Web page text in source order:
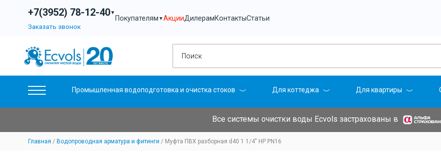
+7(3952) 78-12-40▼
Заказать звонок
Покупателям ▼АкцииДилерамКонтактыСтатьи
Промышленная водоподготовка и очистка стоков Для коттеджа Для квартиры
Все системы очистки воды Ecvols застрахованы в
Главная Водопроводная арматура и фитинги Муфта ПВХ разборная d40 1 1/4" НР PN16